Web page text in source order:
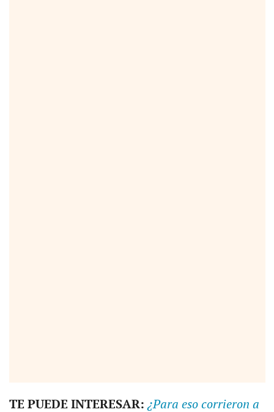
TE PUEDE INTERESAR: ¿Para eso corrieron a